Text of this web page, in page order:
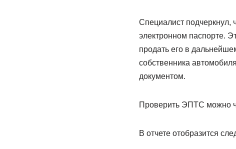
Специалист подчеркнул,
электронном паспорте.
продать его в
собственника
документом.
Проверить ЭПТС можно
В отчете отобразится